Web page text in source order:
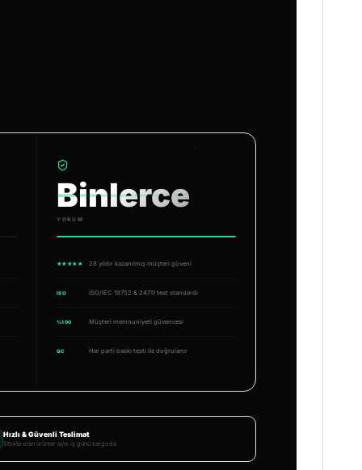
Binlerce
YORUM
★★★★★ 28 yıldır kazanılmış müşteri güveni
ISO ISO/IEC 19752 & 24711 test standardı
%100 Müşteri memnuniyeti güvencesi
QC Her parti baskı testi ile doğrulanır
Hızlı & Güvenli Teslimat
Stokta olan ürünler aynı iş günü kargoda